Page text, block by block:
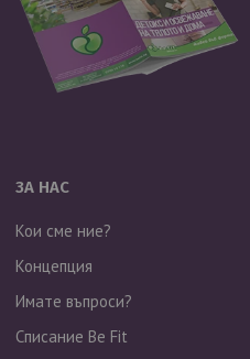
ЗА НАС
Кои сме ние?
Концепция
Имате въпроси?
Списание Be Fit